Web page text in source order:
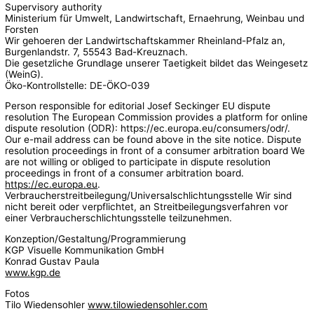
Supervisory authority
Ministerium für Umwelt, Landwirtschaft, Ernaehrung, Weinbau und
Forsten
Wir gehoeren der Landwirtschaftskammer Rheinland-Pfalz an,
Burgenlandstr. 7, 55543 Bad-Kreuznach.
Die gesetzliche Grundlage unserer Taetigkeit bildet das Weingesetz
(WeinG).
Öko-Kontrollstelle: DE-ÖKO-039
Person responsible for editorial Josef Seckinger EU dispute
resolution The European Commission provides a platform for online
dispute resolution (ODR): https://ec.europa.eu/consumers/odr/.
Our e-mail address can be found above in the site notice. Dispute
resolution proceedings in front of a consumer arbitration board We
are not willing or obliged to participate in dispute resolution
proceedings in front of a consumer arbitration board.
https://ec.europa.eu.
Verbraucherstreitbeilegung/Universalschlichtungsstelle Wir sind
nicht bereit oder verpflichtet, an Streitbeilegungsverfahren vor
einer Verbraucherschlichtungsstelle teilzunehmen.
Konzeption/Gestaltung/Programmierung
KGP Visuelle Kommunikation GmbH
Konrad Gustav Paula
www.kgp.de
Fotos
Tilo Wiedensohlerwww.tilowiedensohler.com